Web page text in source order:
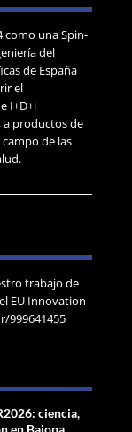
como una Spin-
del
de España
el
I+D+i
a productos de
de las
trabajo de
EU Innovation
999641455
ciencia,